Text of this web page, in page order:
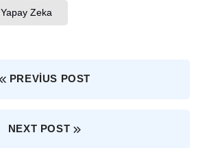
Yapay Zeka
PREVIUS POST
NEXT POST